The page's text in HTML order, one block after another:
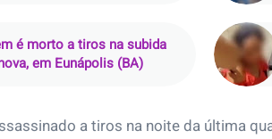
é morto a tiros na subida
em Eunápolis (BA)
a tiros na noite da última